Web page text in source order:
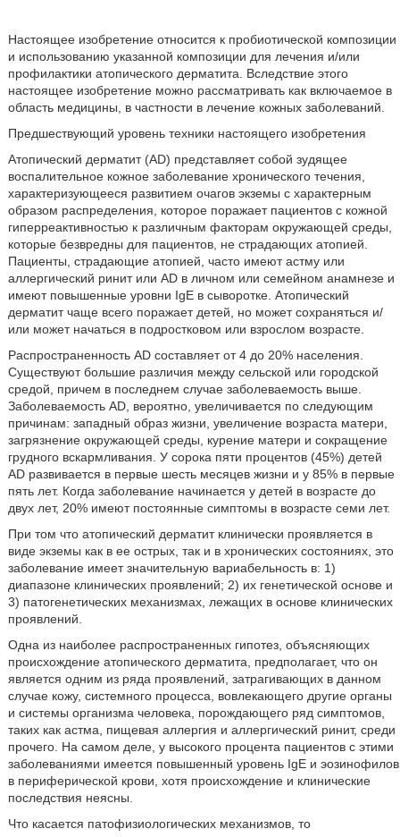
Настоящее изобретение относится к пробиотической композиции
и использованию указанной композиции для лечения и/или
профилактики атопического дерматита. Вследствие этого
настоящее изобретение можно рассматривать как включаемое в
область медицины, в частности в лечение кожных заболеваний.
Предшествующий уровень техники настоящего изобретения
Атопический дерматит (AD) представляет собой зудящее
воспалительное кожное заболевание хронического течения,
характеризующееся развитием очагов экземы с характерным
образом распределения, которое поражает пациентов с кожной
гиперреактивностью к различным факторам окружающей среды,
которые безвредны для пациентов, не страдающих атопией.
Пациенты, страдающие атопией, часто имеют астму или
аллергический ринит или AD в личном или семейном анамнезе и
имеют повышенные уровни IgE в сыворотке. Атопический
дерматит чаще всего поражает детей, но может сохраняться и/
или может начаться в подростковом или взрослом возрасте.
Распространенность AD составляет от 4 до 20% населения.
Существуют большие различия между сельской или городской
средой, причем в последнем случае заболеваемость выше.
Заболеваемость AD, вероятно, увеличивается по следующим
причинам: западный образ жизни, увеличение возраста матери,
загрязнение окружающей среды, курение матери и сокращение
грудного вскармливания. У сорока пяти процентов (45%) детей
AD развивается в первые шесть месяцев жизни и у 85% в первые
пять лет. Когда заболевание начинается у детей в возрасте до
двух лет, 20% имеют постоянные симптомы в возрасте семи лет.
При том что атопический дерматит клинически проявляется в
виде экземы как в ее острых, так и в хронических состояниях, это
заболевание имеет значительную вариабельность в: 1)
диапазоне клинических проявлений; 2) их генетической основе и
3) патогенетических механизмах, лежащих в основе клинических
проявлений.
Одна из наиболее распространенных гипотез, объясняющих
происхождение атопического дерматита, предполагает, что он
является одним из ряда проявлений, затрагивающих в данном
случае кожу, системного процесса, вовлекающего другие органы
и системы организма человека, порождающего ряд симптомов,
таких как астма, пищевая аллергия и аллергический ринит, среди
прочего. На самом деле, у высокого процента пациентов с этими
заболеваниями имеется повышенный уровень IgE и эозинофилов
в периферической крови, хотя происхождение и клинические
последствия неясны.
Что касается патофизиологических механизмов, то